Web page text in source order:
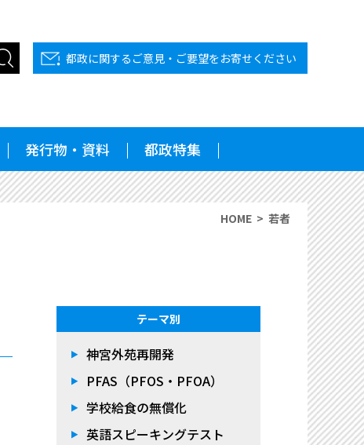
都政に関するご意見・ご要望をお寄せください
発行物・資料 都政特集
HOME 若者
テーマ別
神宮外苑再開発
PFAS（PFOS・PFOA）
学校給食の無償化
英語スピーキングテスト